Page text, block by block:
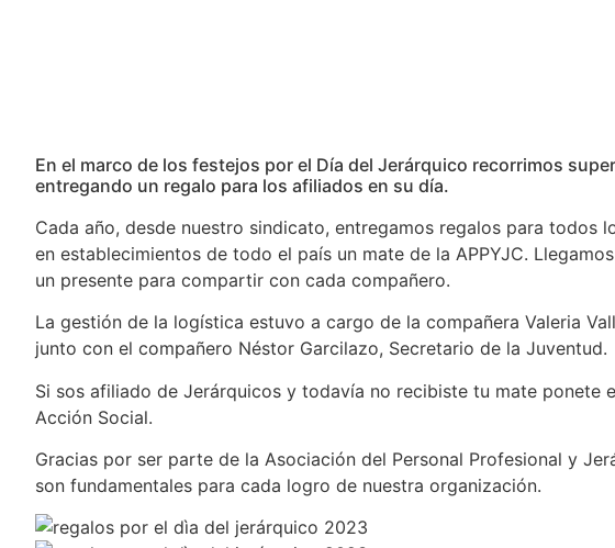
En el marco de los festejos por el Día del Jerárquico recorrimos
entregando un regalo para los afiliados en su día.
Cada año, desde nuestro sindicato, entregamos regalos para todos
en establecimientos de todo el país un mate de la APPYJC.
un presente para compartir con cada compañero.
La gestión de la logística estuvo a cargo de la compañera Valeria
junto con el compañero Néstor Garcilazo, Secretario de la Juventud.
Si sos afiliado de Jerárquicos y todavía no recibiste tu mate ponete
Acción Social.
Gracias por ser parte de la Asociación del Personal Profesional y
son fundamentales para cada logro de nuestra organización.